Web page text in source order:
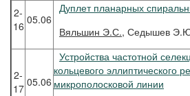
2-
16 05.06
Дуплет планарных
Вяльшин Э.С., Седышев
2-
17 05.06
Устройства частотной
кольцевого эллиптического
микрополосковой линии